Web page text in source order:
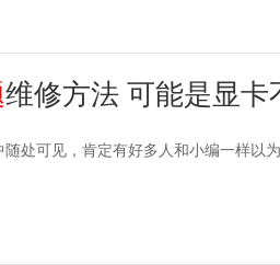
维修方法 可能是显卡
处可见，肯定有好多人和小编一样以